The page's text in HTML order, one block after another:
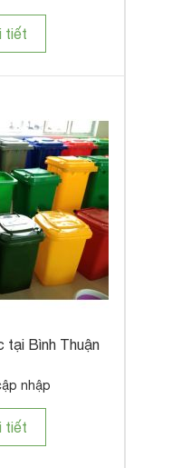
tiết
tại Bình Thuận
nhập
tiết